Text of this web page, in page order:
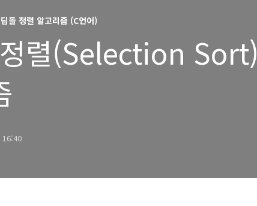
돌 정렬 알고리즘 (C언어)
렬(Selection Sort)
16:40